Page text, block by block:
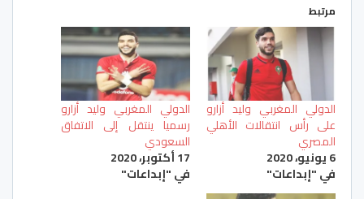
مرتبط
الدولي المغربي وليد أزارو
على رأس انتقالات الأهلي
المصري
6 يونيو، 2020
في "إبداعات"
الدولي المغربي وليد أزارو
رسميا ينتقل إلى الاتفاق
السعودي
17 أكتوبر، 2020
في "إبداعات"